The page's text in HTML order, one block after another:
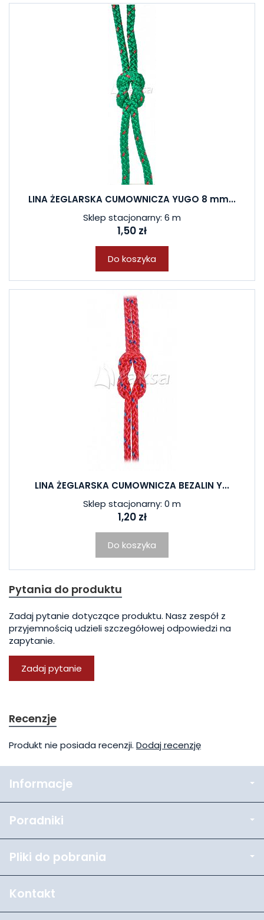
LINA ŻEGLARSKA CUMOWNICZA YUGO 8 mm...
Sklep stacjonarny: 6 m
1,50 zł
Do koszyka
LINA ŻEGLARSKA CUMOWNICZA BEZALIN Y...
Sklep stacjonarny: 0 m
1,20 zł
Do koszyka
Pytania do produktu
Zadaj pytanie dotyczące produktu. Nasz zespół z
przyjemnością udzieli szczegółowej odpowiedzi na
zapytanie.
Zadaj pytanie
Recenzje
Produkt nie posiada recenzji. Dodaj recenzję
Informacje
Poradniki
Pliki do pobrania
Kontakt